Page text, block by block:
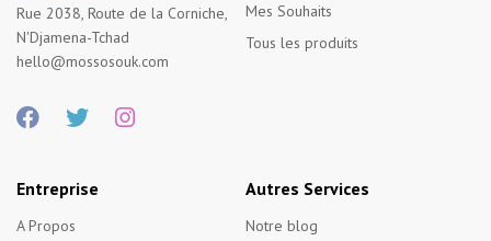
Rue 2038, Route de la Corniche,
N'Djamena-Tchad
hello@mossosouk.com
Mes Souhaits
Tous les produits
Entreprise
A Propos
Autres Services
Notre blog